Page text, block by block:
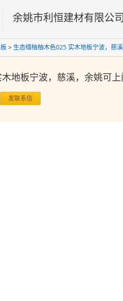
余姚市利恒建材有限公
> 生态缅柚柚木色025 实木地板宁波，慈
地板宁波，慈溪，余姚可
发联系信